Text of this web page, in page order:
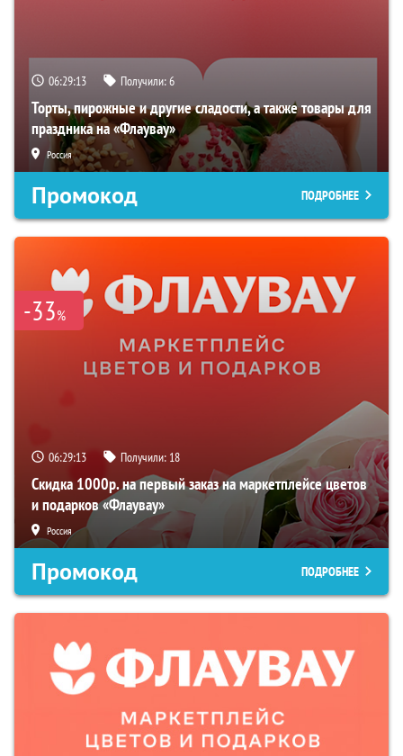
06:29:12 Получили:6
Торты, пирожные и другие сладости, а также товары для
праздника на «Флаувау»
Россия
Промокод ПОДРОБНЕЕ
-33%
06:29:12 Получили: 18
Скидка 1000р. на первый заказ на маркетплейсе цветов
и подарков «Флаувау»
Россия
Промокод ПОДРОБНЕЕ